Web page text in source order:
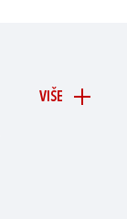
VIŠE